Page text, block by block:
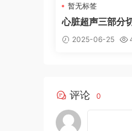
暂无标签
心脏超声三部分
2025-06-25
评论 0